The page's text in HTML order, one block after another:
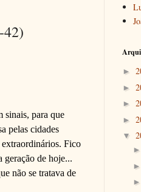
42)
sinais, para que
pelas cidades
Fico
geração de hoje...
não se tratava de
►
►
►
►
▼
►
►
►